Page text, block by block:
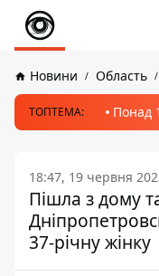
Новини Область
ТОПТЕМА: Понад
18:47, 19 червня
Пішла з дому
37-річну жінку